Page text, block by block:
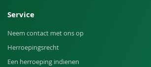
Service
Neem contact met ons op
Herroepingsrecht
Een herroeping indienen